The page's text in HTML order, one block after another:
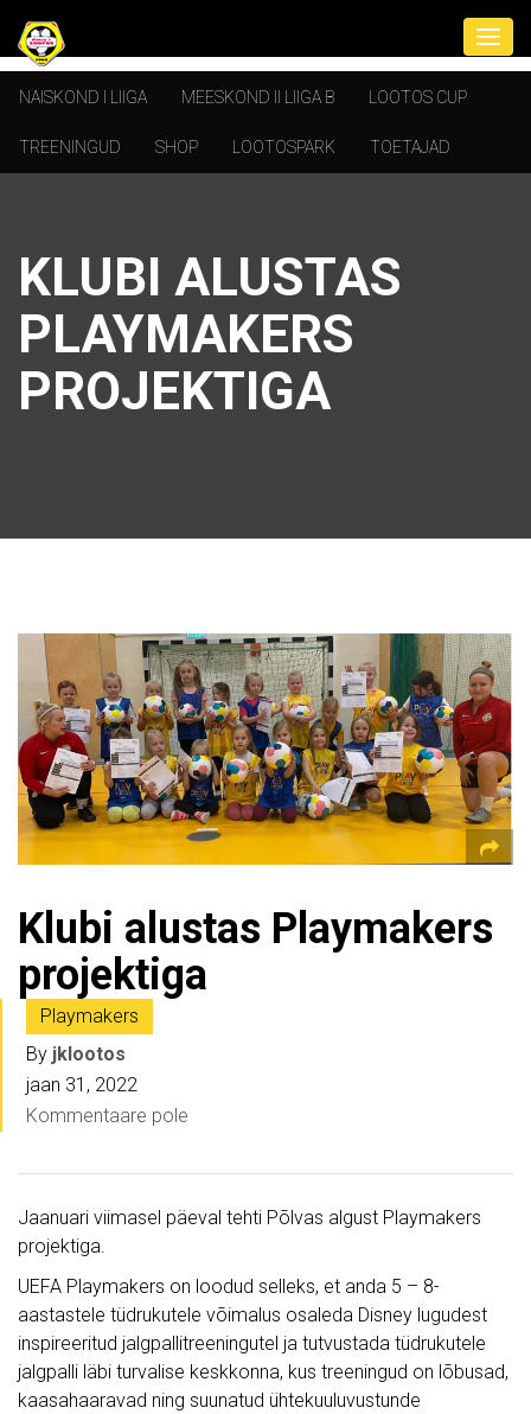
NAISKOND I LIIGA MEESKOND II LIIGA B LOOTOS CUP
TREENINGUD SHOP LOOTOSPARK TOETAJAD
KLUBI ALUSTAS
PLAYMAKERS
PROJEKTIGA
Klubi alustas Playmakers
projektiga
Playmakers
By jklootos
jaan 31, 2022
Kommentaare pole
Jaanuari viimasel päeval tehti Põlvas algust Playmakers
projektiga.
UEFA Playmakers on loodud selleks, et anda 5 – 8-
aastastele tüdrukutele võimalus osaleda Disney lugudest
inspireeritud jalgpallitreeningutel ja tutvustada tüdrukutele
jalgpalli läbi turvalise keskkonna, kus treeningud on lõbusad,
kaasahaaravad ning suunatud ühtekuuluvustunde